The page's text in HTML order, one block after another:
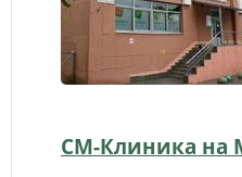
СМ-Клиника на